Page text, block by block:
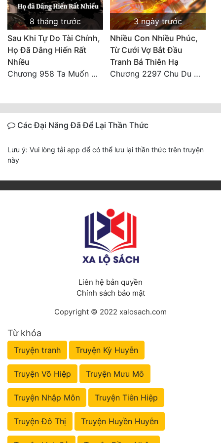
8 tháng trước
Sau Khi Tự Do Tài Chính,
Họ Đã Dâng Hiến Rất
Nhiều
Chương 958 Ta Muốn Cùng Các Cô Vĩnh Viễn Ở Bên Nhau (2) Hết
3 ngày trước
Nhiều Con Nhiều Phúc,
Từ Cưới Vợ Bắt Đầu
Tranh Bá Thiên Hạ
Chương 2297 Chu Du Du mang thai
Các Đại Năng Đã Để Lại Thần Thức
Lưu ý: Vui lòng tải app để có thể lưu lại thần thức trên truyện
này
Liên hệ bản quyền
Chính sách bảo mật
Copyright © 2022 xalosach.com
Từ khóa
Truyện tranh Truyện Kỳ Huyễn
Truyện Võ Hiệp Truyện Mưu Mô
Truyện Nhập Môn Truyện Tiên Hiệp
Truyện Đô Thị Truyện Huyền Huyễn